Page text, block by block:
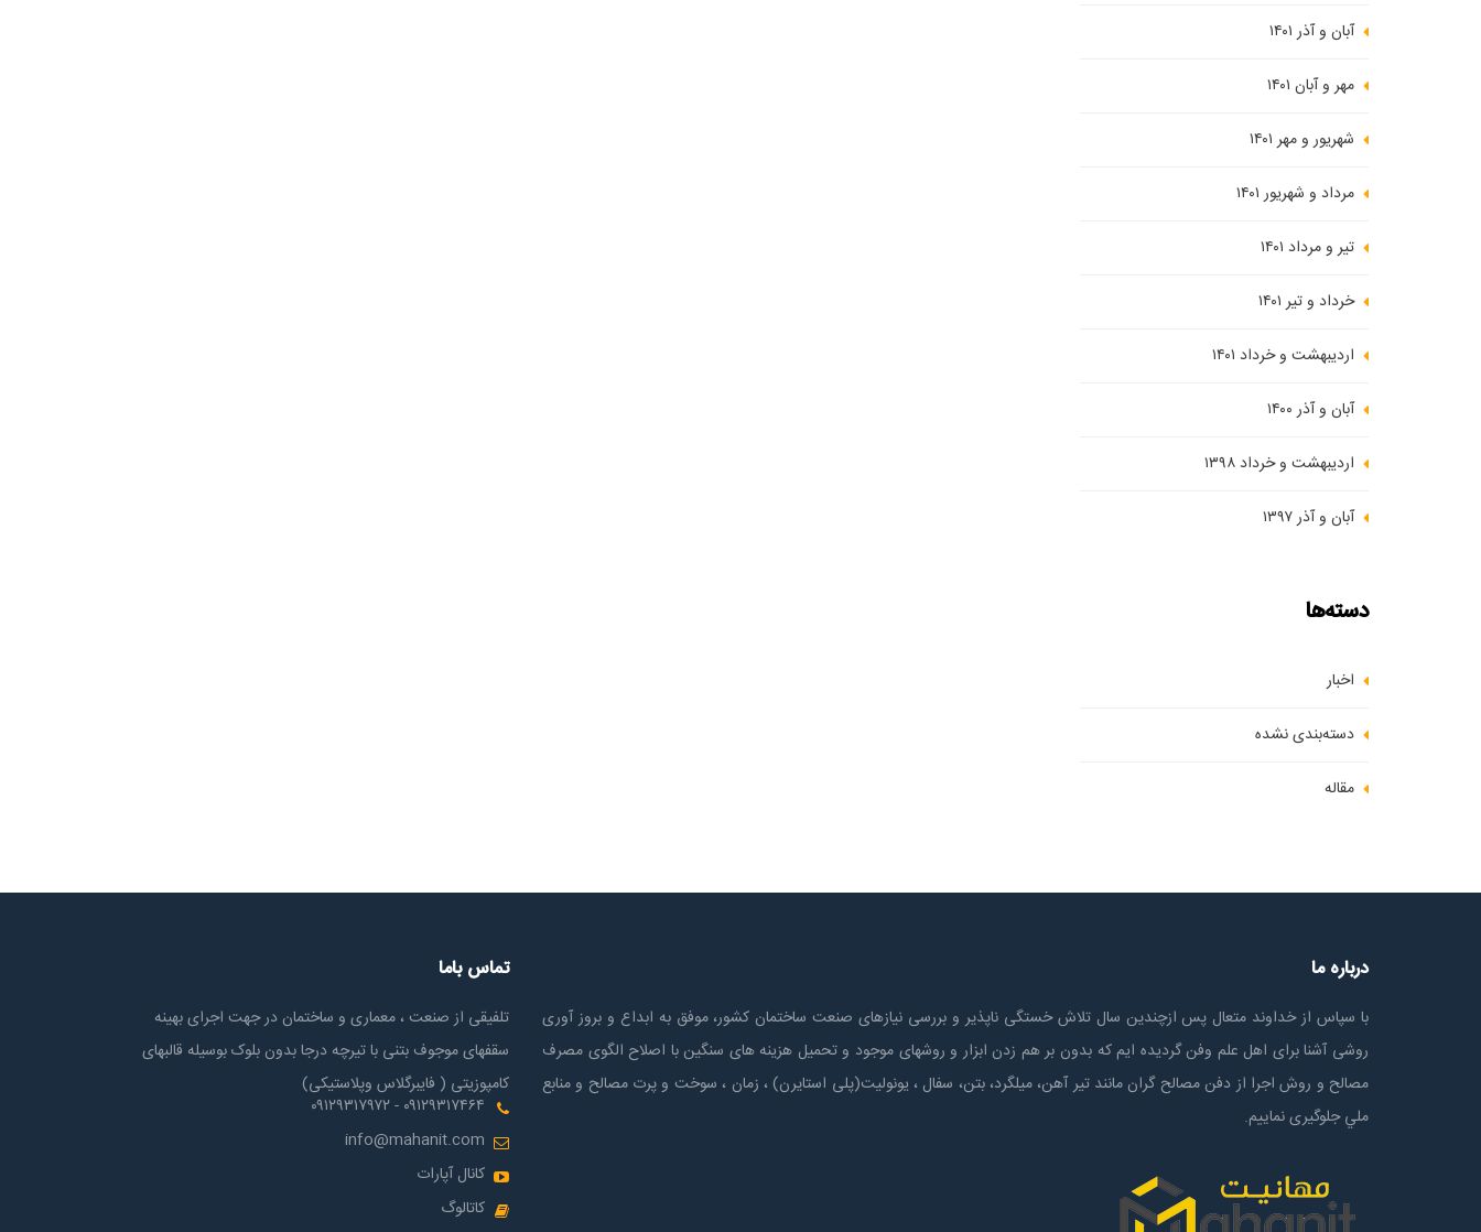
آبان و آذر ۱۴۰۱
مهر و آبان ۱۴۰۱
شهریور و مهر ۱۴۰۱
مرداد و شهریور ۱۴۰۱
تیر و مرداد ۱۴۰۱
خرداد و تیر ۱۴۰۱
اردیبهشت و خرداد ۱۴۰۱
آبان و آذر ۱۴۰۰
اردیبهشت و خرداد ۱۳۹۸
آبان و آذر ۱۳۹۷
دسته‌ها
اخبار
دسته‌بندی نشده
مقاله
درباره ما
با سپاس از خداوند متعال پس ازچندين سال تلاش خستگی ناپذير و بررسی نیازهای صنعت ساختمان كشور، موفق به ابداع و بروز آوری
روشی آشنا برای اهل علم وفن گردیده ایم که بدون بر هم زدن ابزار و روشهای موجود و تحمیل هزینه های سنگین با اصلاح الگوی مصرف
مصالح و روش اجرا از دفن مصالح گران مانند تیر آهن، میلگرد، بتن، سفال ، یونولیت(پلی استايرن) ، زمان ، سوخت و پرت مصالح و منابع
ملي جلوگیری نماییم.
تماس باما
تلفیقی از صنعت ، معماری و ساختمان در جهت اجرای بهینه
سقفهای موجوف بتنی با تیرچه درجا بدون بلوک بوسیله قالبهای
کامپوزیتی ( فایبرگلاس وپلاستیکی)
۰۹۱۲۹۳۱۷۴۶۴ - ۰۹۱۲۹۳۱۷۹۷۲
info@mahanit.com
کانال آپارات
کاتالوگ